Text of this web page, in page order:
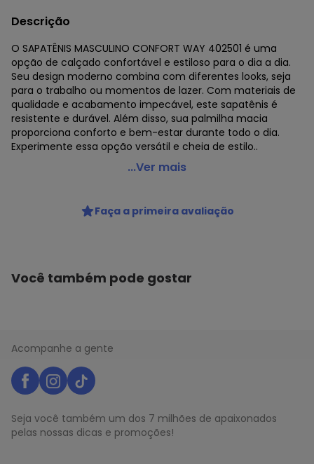
Descrição
O SAPATÊNIS MASCULINO CONFORT WAY 402501 é uma
opção de calçado confortável e estiloso para o dia a dia.
Seu design moderno combina com diferentes looks, seja
para o trabalho ou momentos de lazer. Com materiais de
qualidade e acabamento impecável, este sapatênis é
resistente e durável. Além disso, sua palmilha macia
proporciona conforto e bem-estar durante todo o dia.
Experimente essa opção versátil e cheia de estilo..
Confort Way - Sapatênis Masculino Confort Way
Código do produto: 23981066
MODELO : 9932501
MATERIAL DA SOLA : Borracha
MATERIAL INTERNO : Têxtil
MATERIAL DO SAPATO : Sintético
...Ver mais
Faça a primeira avaliação
Você também pode gostar
Acompanhe a gente
Seja você também um dos 7 milhões de apaixonados
pelas nossas dicas e promoções!